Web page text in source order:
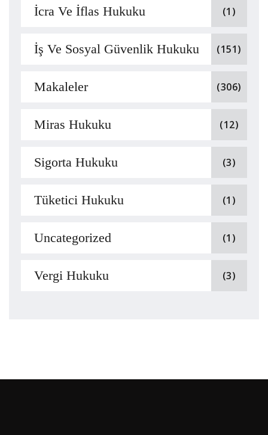
İcra Ve İflas Hukuku (1)
İş Ve Sosyal Güvenlik Hukuku (151)
Makaleler (306)
Miras Hukuku (12)
Sigorta Hukuku (3)
Tüketici Hukuku (1)
Uncategorized (1)
Vergi Hukuku (3)